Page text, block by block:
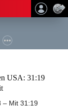
USA: 31:19
– Mit 31:19